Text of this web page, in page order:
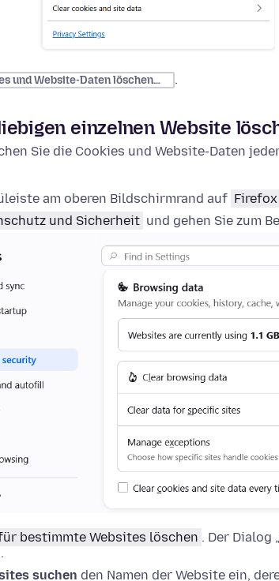
und Website-Daten löschen… .
einzelnen Website
Sie die Cookies und Website-Daten
am oberen Bildschirmrand auf Firefox
und Sicherheit und gehen Sie zum
bestimmte Websites löschen . Der Dialog
suchen den Namen der Website ein,